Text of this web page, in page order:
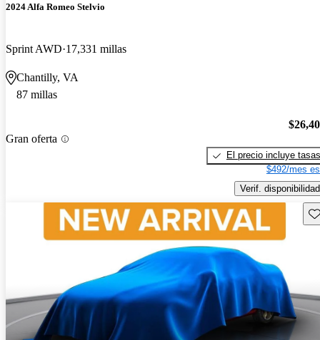
2024 Alfa Romeo Stelvio
Sprint AWD 17,331 millas
Chantilly, VA
87 millas
Gran oferta
El precio incluye tasas
$492/mes
Verif. disponibilidad